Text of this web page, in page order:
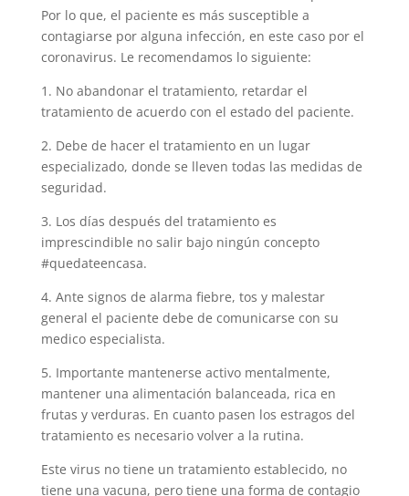
Por lo que, el paciente es más susceptible a
contagiarse por alguna infección, en este caso por el
coronavirus. Le recomendamos lo siguiente:
1. No abandonar el tratamiento, retardar el
tratamiento de acuerdo con el estado del paciente.
2. Debe de hacer el tratamiento en un lugar
especializado, donde se lleven todas las medidas de
seguridad.
3. Los días después del tratamiento es
imprescindible no salir bajo ningún concepto
#quedateencasa.
4. Ante signos de alarma fiebre, tos y malestar
general el paciente debe de comunicarse con su
medico especialista.
5. Importante mantenerse activo mentalmente,
mantener una alimentación balanceada, rica en
frutas y verduras. En cuanto pasen los estragos del
tratamiento es necesario volver a la rutina.
Este virus no tiene un tratamiento establecido, no
tiene una vacuna, pero tiene una forma de contagio